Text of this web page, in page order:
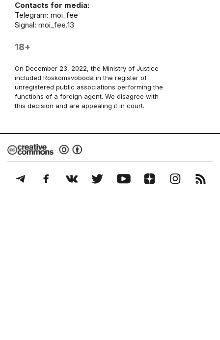
Contacts for media:
Telegram: moi_fee
Signal: moi_fee.13
18+
On December 23, 2022, the Ministry of Justice
included Roskomsvoboda in the register of
unregistered public associations performing the
functions of a foreign agent. We disagree with
this decision and are appealing it in court.